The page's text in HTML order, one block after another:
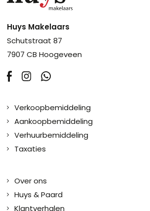
Huys Makelaars
Schutstraat 87
7907 CB Hoogeveen
Verkoopbemiddeling
Aankoopbemiddeling
Verhuurbemiddeling
Taxaties
Over ons
Huys & Paard
Klantverhalen